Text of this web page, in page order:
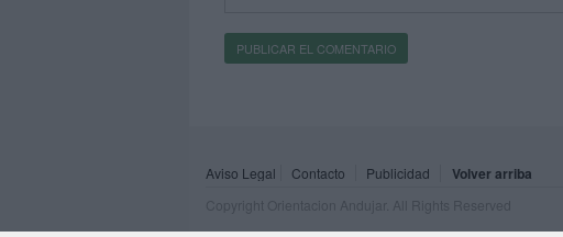
Aviso Legal Contacto Publicidad Volver arriba